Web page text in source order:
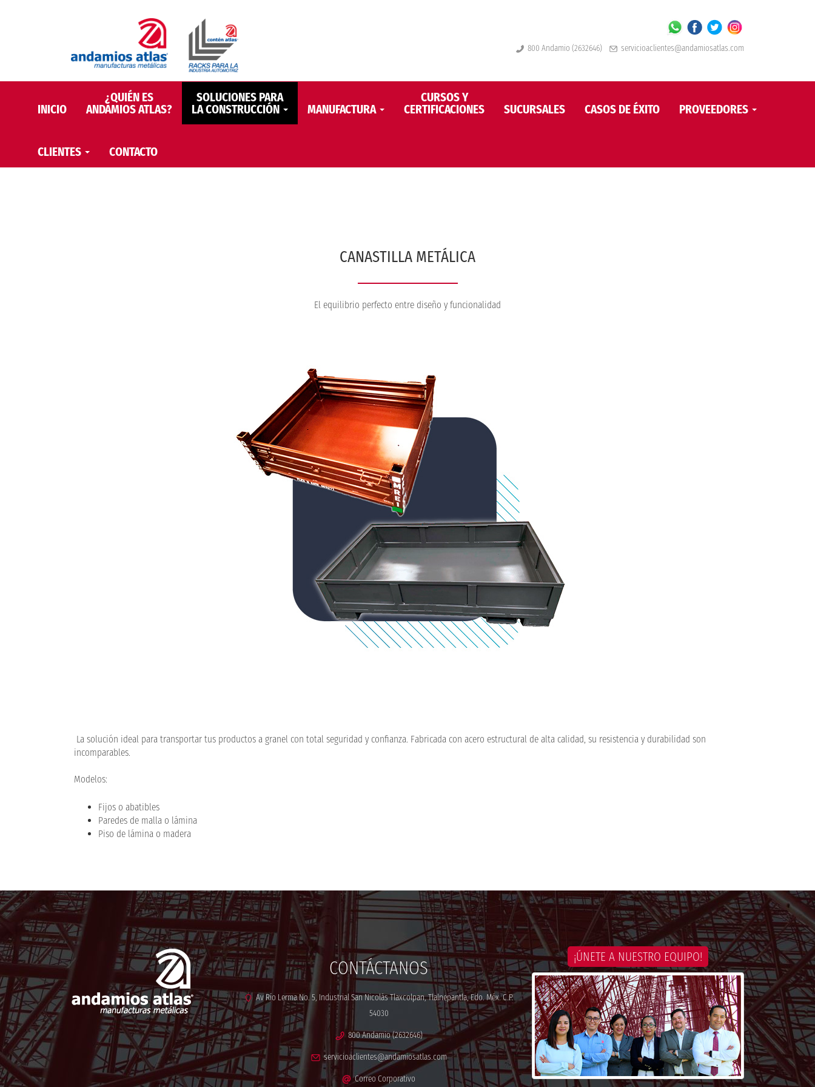
800 Andamio (2632646) servicioaclientes@andamiosatlas.com
INICIO
¿QUIÉN ES
ANDAMIOS ATLAS?
SOLUCIONES PARA
LA CONSTRUCCIÓN
MANUFACTURA
CURSOS Y
CERTIFICACIONES
SUCURSALES CASOS DE ÉXITO PROVEEDORES
CLIENTES CONTACTO
CANASTILLA METÁLICA
El equilibrio perfecto entre diseño y funcionalidad
La solución ideal para transportar tus productos a granel con total seguridad y confianza. Fabricada con acero estructural de alta calidad, su resistencia y durabilidad son
incomparables.
Modelos:
Fijos o abatibles
Paredes de malla o lámina
Piso de lámina o madera
CONTÁCTANOS
Av Río Lerma No. 5, Industrial San Nicolás Tlaxcolpan, Tlalnepantla, Edo. Méx. C.P.
54030
800 Andamio (2632646)
servicioaclientes@andamiosatlas.com
Correo Corporativo
¡ÚNETE A NUESTRO EQUIPO!